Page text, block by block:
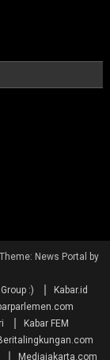
Theme: News Portal by
:)
Kabar.id
Kabar FEM
Mediajakarta.com